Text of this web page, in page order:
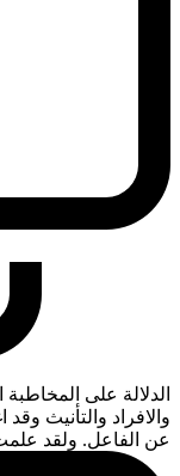
الدلالة على
والافراد والتأنيث
عن الفاعل. ولقد